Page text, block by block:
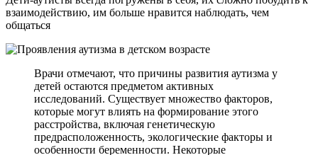
взаимодействию, им больше нравится наблюдать, чем
общаться
Врачи отмечают, что причины развития аутизма у
детей остаются предметом активных
исследований. Существует множество факторов,
которые могут влиять на формирование этого
расстройства, включая генетическую
предрасположенность, экологические факторы и
особенности беременности. Некоторые